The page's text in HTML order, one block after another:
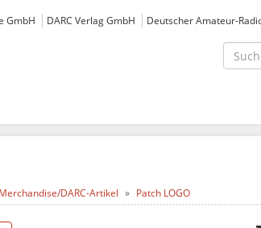
GmbH DARC Verlag GmbH Deutscher Amateur-
Merchandise/DARC-Artikel Patch LOGO